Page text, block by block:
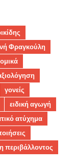
Φραγκούλη
γονείς
ειδική αγωγή
ατύχημα
περιβάλλοντος